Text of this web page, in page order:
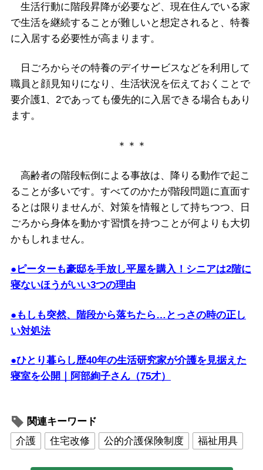
生活行動に階段昇降が必要など、現在住んでいる家
で生活を継続することが難しいと想定されると、特養
に入居する必要性が高まります。
日ごろからその特養のデイサービスなどを利用して
職員と顔見知りになり、生活状況を伝えておくことで
要介護1、2であっても優先的に入居できる場合もあり
ます。
＊＊＊
高齢者の階段転倒による事故は、降りる動作で起こ
ることが多いです。すべてのかたが階段問題に直面す
るとは限りませんが、対策を情報として持ちつつ、日
ごろから身体を動かす習慣を持つことが何よりも大切
かもしれません。
●ピーターも豪邸を手放し平屋を購入！シニアは2階に
寝ないほうがいい3つの理由
●もしも突然、階段から落ちたら…とっさの時の正し
い対処法
●ひとり暮らし歴40年の生活研究家が介護を見据えた
寝室を公開｜阿部絢子さん（75才）
関連キーワード
介護
住宅改修 公的介護保険制度 福祉用具